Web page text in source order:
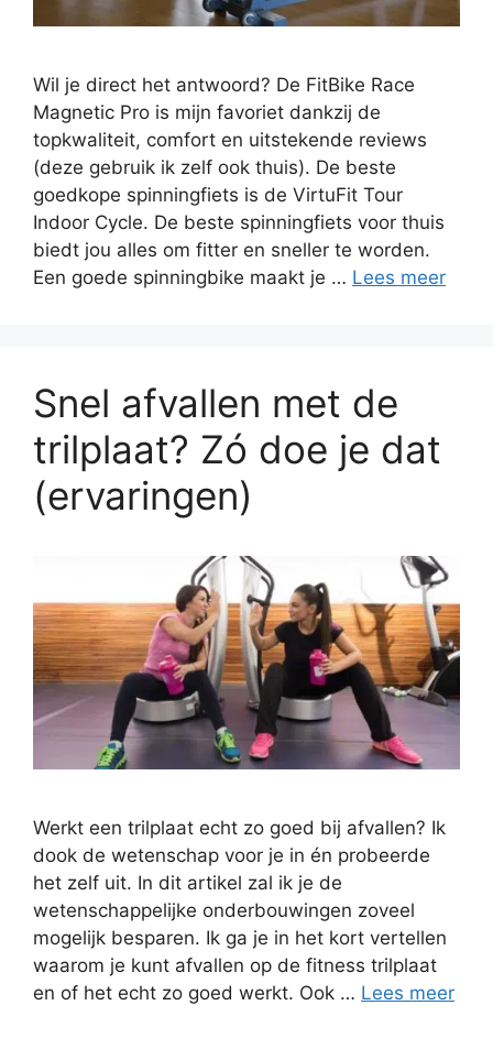
Wil je direct het antwoord? De FitBike Race
Magnetic Pro is mijn favoriet dankzij de
topkwaliteit, comfort en uitstekende reviews
(deze gebruik ik zelf ook thuis). De beste
goedkope spinningfiets is de VirtuFit Tour
Indoor Cycle. De beste spinningfiets voor thuis
biedt jou alles om fitter en sneller te worden.
Een goede spinningbike maakt je … Lees meer
Snel afvallen met de
trilplaat? Zó doe je dat
(ervaringen)
Werkt een trilplaat echt zo goed bij afvallen? Ik
dook de wetenschap voor je in én probeerde
het zelf uit. In dit artikel zal ik je de
wetenschappelijke onderbouwingen zoveel
mogelijk besparen. Ik ga je in het kort vertellen
waarom je kunt afvallen op de fitness trilplaat
en of het echt zo goed werkt. Ook … Lees meer